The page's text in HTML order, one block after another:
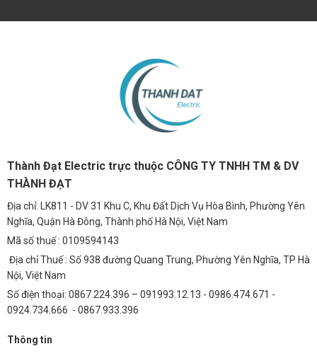
Thành Đạt Electric trực thuộc CÔNG TY TNHH TM & DV
THÀNH ĐẠT
Địa chỉ: LK811 - DV 31 Khu C, Khu Đất Dịch Vụ Hòa Bình, Phường Yên
Nghĩa, Quận Hà Đông, Thành phố Hà Nội, Việt Nam
Mã số thuế : 0109594143
Địa chỉ Thuế : Số 938 đường Quang Trung, Phường Yên Nghĩa, TP Hà
Nội, Việt Nam
Số điện thoại: 0867.224.396 – 091993.12.13 - 0986.474.671 -
0924.734.666 - 0867.933.396
Thông tin